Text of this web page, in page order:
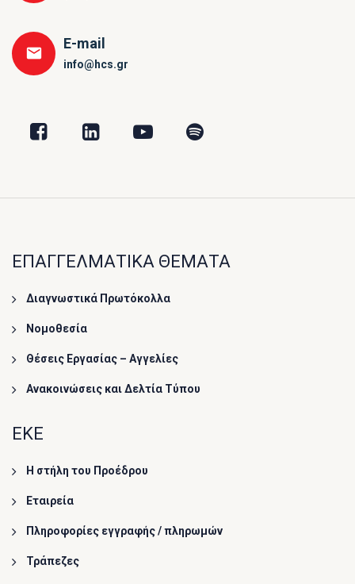
E-mail
info@hcs.gr
ΕΠΑΓΓΕΛΜΑΤΙΚΑ ΘΕΜΑΤΑ
Διαγνωστικά Πρωτόκολλα
Νομοθεσία
Θέσεις Εργασίας – Αγγελίες
Ανακοινώσεις και Δελτία Τύπου
ΕΚΕ
Η στήλη του Προέδρου
Εταιρεία
Πληροφορίες εγγραφής / πληρωμών
Τράπεζες